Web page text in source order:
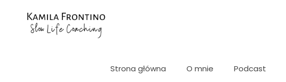
Strona główna O mnie Podcast